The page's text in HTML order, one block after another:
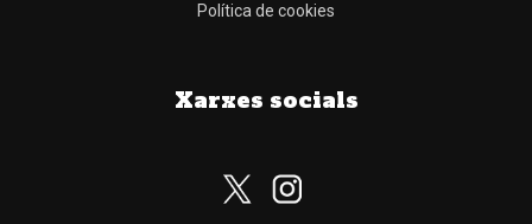
Política de cookies
Xarxes socials